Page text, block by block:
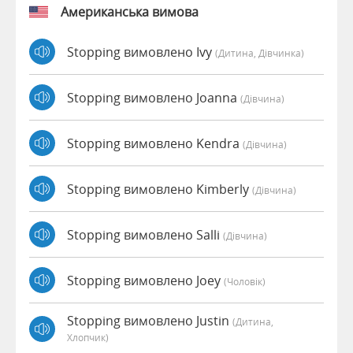
Американська вимова
Stopping вимовлено Ivy (дитина, Дівчинка)
Stopping вимовлено Joanna (дівчина)
Stopping вимовлено Kendra (дівчина)
Stopping вимовлено Kimberly (дівчина)
Stopping вимовлено Salli (дівчина)
Stopping вимовлено Joey (чоловік)
Stopping вимовлено Justin (дитина,
Хлопчик)